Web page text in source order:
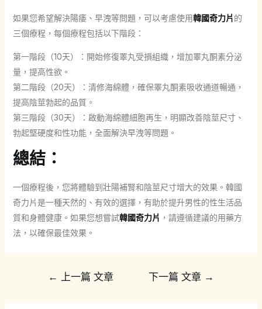
如果您希望解決陽痿、早洩等問題，可以考慮使用韓國奇力片的
三個療程，每個療程包括以下階段：
第一階段（10天）：開始修復睪丸受損組織，增加睪丸酮素分泌
量，提高性欲。
第二階段（20天）：清修海綿體，確保睪丸酮素吸收通道暢通，
提高陰莖勃起的品質。
第三階段（30天）：啟動海綿體細胞再生，明顯改善陰莖尺寸、
勃起堅硬度和性功能，全面解決早洩等問題。
總結：
一個療程後，您將體驗到壯陽補腎和陰莖尺寸增大的效果。韓國
奇力片是一種天然的、有效的選擇，有助於提升男性的性生活品
質和身體健康。如果您想嘗試韓國奇力片 ，請遵循建議的用藥方
法，以確保最佳效果。
← 上一篇 文章 下一篇 文章 →